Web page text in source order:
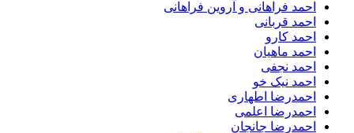
احمد فراهانی و آروین فراهانی
احمد قربانی
احمد کارو
احمد ماهیان
احمد نجفی
احمد نیک خو
احمدرضا اطهاری
احمدرضا اعلمی
احمدرضا جانجان